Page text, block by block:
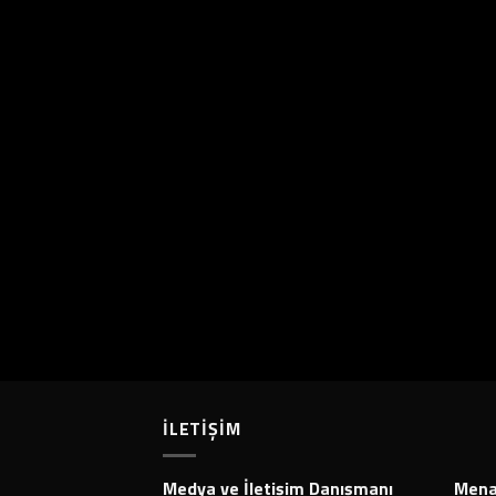
İLETİŞİM
Medya ve İletişim Danışmanı